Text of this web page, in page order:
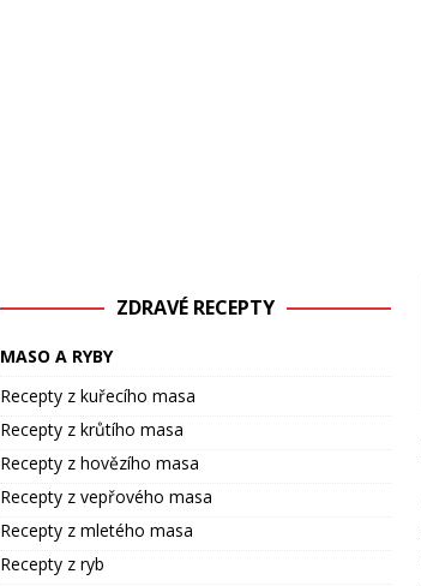
ZDRAVÉ RECEPTY
MASO A RYBY
Recepty z kuřecího masa
Recepty z krůtího masa
Recepty z hovězího masa
Recepty z vepřového masa
Recepty z mletého masa
Recepty z ryb